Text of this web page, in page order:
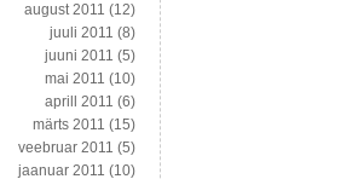
august 2011 (12)
juuli 2011 (8)
juuni 2011 (5)
mai 2011 (10)
aprill 2011 (6)
märts 2011 (15)
veebruar 2011 (5)
jaanuar 2011 (10)